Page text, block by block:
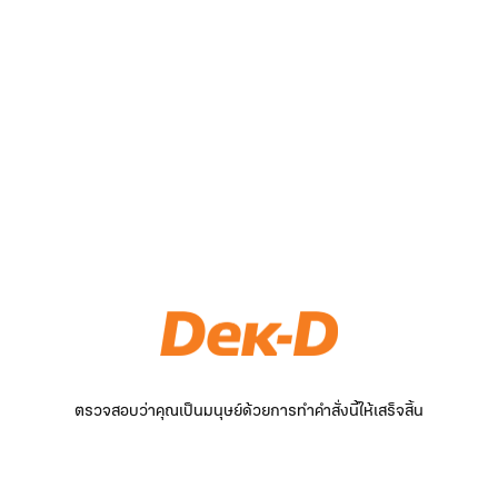
ตรวจสอบว่าคุณเป็นมนุษย์ด้วยการทำคำสั่งนี้ให้เสร็จสิ้น